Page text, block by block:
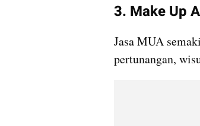
3. Make Up
Jasa MUA
pertunangan,